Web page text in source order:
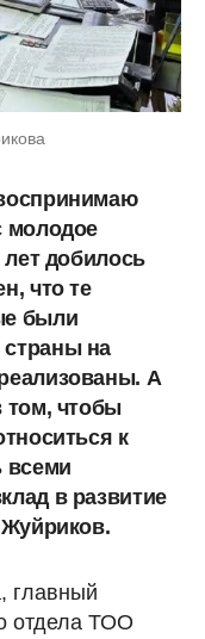
молодое
лет добилось
что те
были
на
А
том, чтобы
к
всеми
в развитие
главный
отдела ТОО